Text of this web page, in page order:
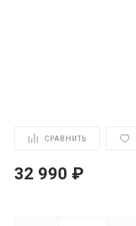
СРАВНИТЬ
32 990 ₽